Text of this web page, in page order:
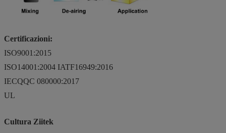
Certificazioni:
ISO9001:2015
ISO14001:2004 IATF16949:2016
IECQQC 080000:2017
UL
Cultura Ziitek